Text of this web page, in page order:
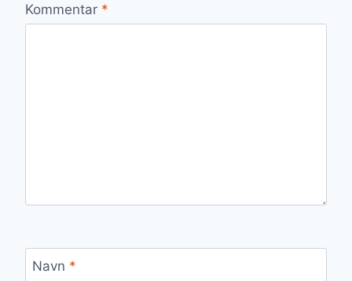
Kommentar *
Navn *